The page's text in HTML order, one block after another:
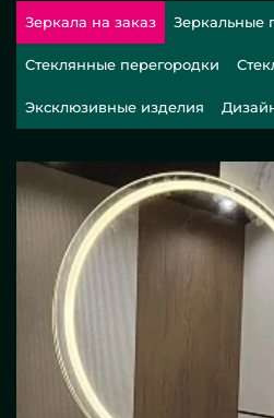
Зеркала на заказ Зеркальные
Стеклянные перегородки
Эксклюзивные изделия